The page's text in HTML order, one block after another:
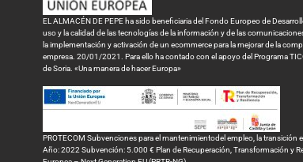
EL ALMACÉN DE PEPE ha sido beneficiaria del Fondo Europeo de
uso y la calidad de las tecnologías de la información y de las
la implementación y activación de un ecommerce para la mejorar de la
empresa. 20/01/2021. Para ello ha contado con el apoyo del Programa
de Soria. «Una manera de hacer Europa»
PROTECOM Subvenciones para el mantenimientodel empleo, la transición
Año: 2022 Subvención: 5.000 € Plan de Recuperación, Transformación y